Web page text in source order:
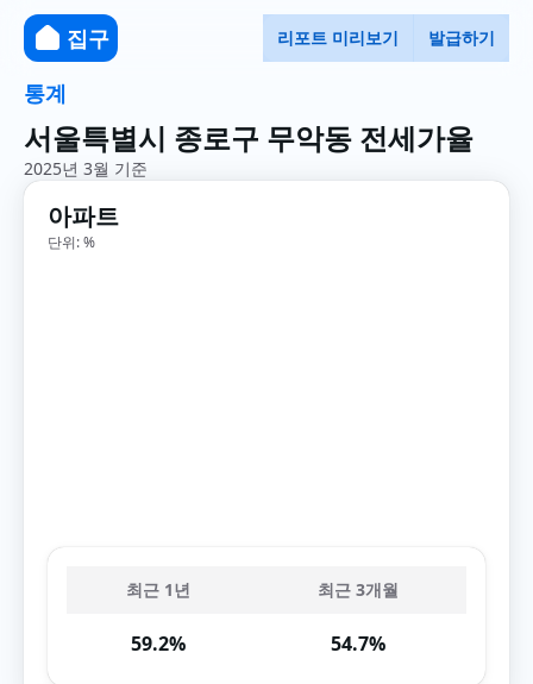
집구 리포트 미리보기 발급하기
통계
서울특별시 종로구 무악동 전세가율
2025년 3월 기준
아파트
단위: %
최근 1년 최근 3개월
59.2% 54.7%